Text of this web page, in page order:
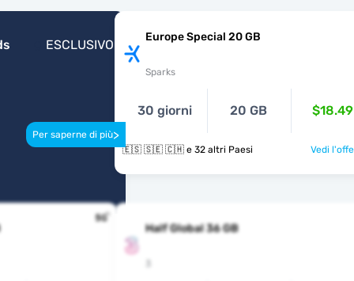
ESCLUSIVO
Per saperne di più>
Europe Special 20 GB
Sparks
30 giorni 20 GB $18.49
🇪🇸 🇸🇪 🇨🇭 e 32 altri Paesi Vedi
Half Global 36 GB